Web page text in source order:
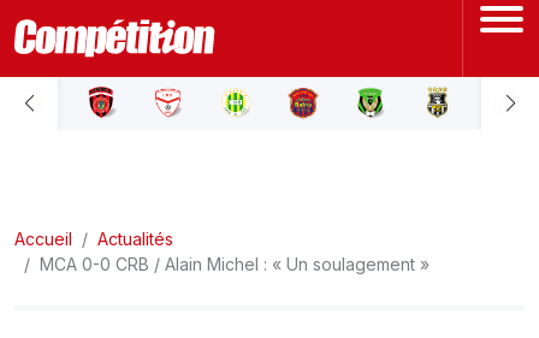
ACCUEIL
LIGUE 2
Accueil
Actualités
MCA 0-0 CRB / Alain Michel : « Un soulagement »